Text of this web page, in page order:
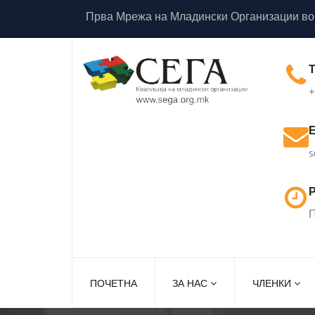
Прва Мрежа на Младински Организации
ПОЧЕТНА ЗА НАС ЧЛЕНКИ